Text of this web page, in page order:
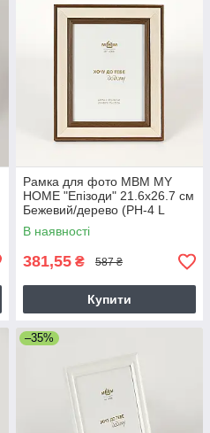
Рамка для фото МВМ MY
HOME "Епізоди" 21.6х26.7 см
Бежевий/дерево (PH-4 L
BEIGE/WOOD)
В наявності
381,55 ₴ 587 ₴
Купити
–35%